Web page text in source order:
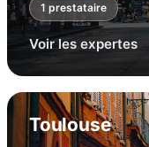
1 prestataire
Voir les expertes
Toulouse